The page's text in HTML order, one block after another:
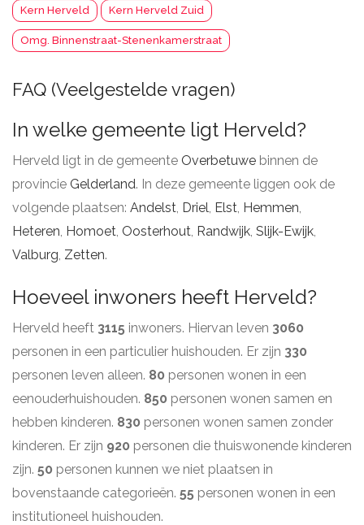
Kern Herveld Kern Herveld Zuid
Omg. Binnenstraat-Stenenkamerstraat
FAQ (Veelgestelde vragen)
In welke gemeente ligt Herveld?
Herveld ligt in de gemeente Overbetuwe binnen de
provincie Gelderland. In deze gemeente liggen ook de
volgende plaatsen: Andelst, Driel, Elst, Hemmen,
Heteren, Homoet, Oosterhout, Randwijk, Slijk-Ewijk,
Valburg, Zetten.
Hoeveel inwoners heeft Herveld?
Herveld heeft 3115 inwoners. Hiervan leven 3060
personen in een particulier huishouden. Er zijn 330
personen leven alleen. 80 personen wonen in een
eenouderhuishouden. 850 personen wonen samen en
hebben kinderen. 830 personen wonen samen zonder
kinderen. Er zijn 920 personen die thuiswonende kinderen
zijn. 50 personen kunnen we niet plaatsen in
bovenstaande categorieën. 55 personen wonen in een
institutioneel huishouden.